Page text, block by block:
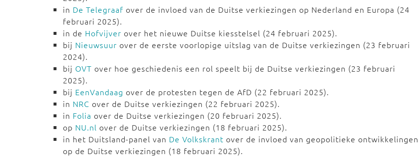
in De Telegraaf over de invloed van de Duitse verkiezingen op Nederland en Europa (24
februari 2025).
in de Hofvijver over het nieuwe Duitse kiesstelsel (24 februari 2025).
bij Nieuwsuur over de eerste voorlopige uitslag van de Duitse verkiezingen (23 februari
2024).
bij OVT over hoe geschiedenis een rol speelt bij de Duitse verkiezingen (23 februari
2025).
bij EenVandaag over de protesten tegen de AfD (22 februari 2025).
in NRC over de Duitse verkiezingen (22 februari 2025).
in Folia over de Duitse verkiezingen (20 februari 2025).
op NU.nl over de Duitse verkiezingen (18 februari 2025).
in het Duitsland-panel van De Volkskrant over de invloed van geopolitieke ontwikkelingen
op de Duitse verkiezingen (18 februari 2025).